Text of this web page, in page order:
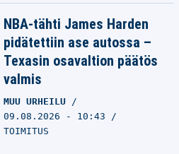
NBA-tähti James Harden
pidätettiin ase autossa –
Texasin osavaltion päätös
valmis
MUU URHEILU
09.08.2026 - 10:43
TOIMITUS